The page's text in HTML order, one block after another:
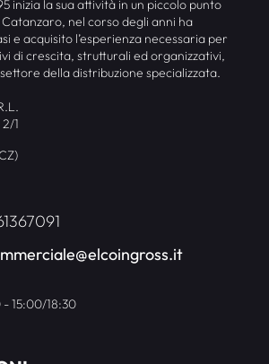
inizia la sua attività in un piccolo punto
nel corso degli anni ha
e acquisito l’esperienza necessaria per
di crescita, strutturali ed organizzativi,
della distribuzione specializzata.
1
- 15:00/18:30